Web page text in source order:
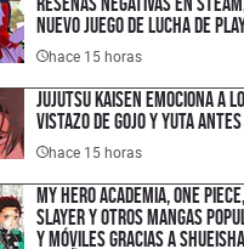
nuevo juego de lucha de
hace 15 horas
Jujutsu Kaisen emociona a
vistazo de Gojo y Yuta
hace 15 horas
My Hero Academia, One
Slayer y otros mangas
y móviles gracias a